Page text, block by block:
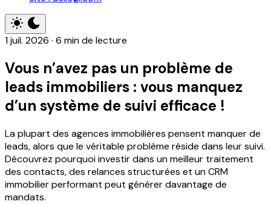
1 juil. 2026 · 6 min de lecture
Vous n’avez pas un problème de
leads immobiliers : vous manquez
d’un système de suivi efficace !
La plupart des agences immobilières pensent manquer de
leads, alors que le véritable problème réside dans leur suivi.
Découvrez pourquoi investir dans un meilleur traitement
des contacts, des relances structurées et un CRM
immobilier performant peut générer davantage de
mandats.